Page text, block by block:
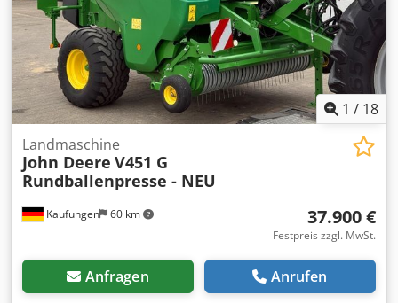
1 / 18
Kaufungen 60 km
Landmaschine
John Deere V451 G
Rundballenpresse - NEU
37.900 €
Festpreis zzgl. MwSt.
Anfragen Anrufen